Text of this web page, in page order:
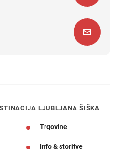
LJUBLJANA ŠIŠKA
Trgovine
Info & storitve